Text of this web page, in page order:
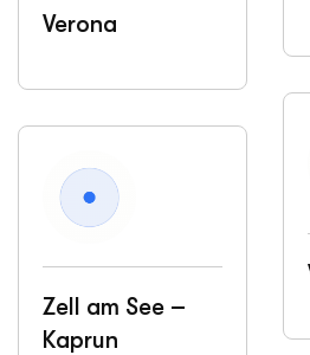
Verona
Zell am See –
Kaprun